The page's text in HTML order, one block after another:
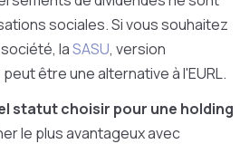
sociales. Si vous souhaitez
laSASU, version
être une alternative à l'EURL.
statut choisir pour une holding
le plus avantageux avec